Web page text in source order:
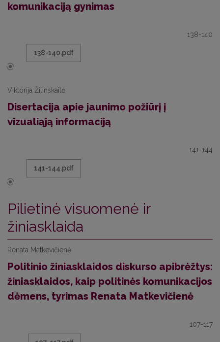
komunikaciją gynimas
138-140
138-140.pdf
Viktorija Žilinskaitė
Disertacija apie jaunimo požiūrį į
vizualiąją informaciją
141-144
141-144.pdf
Pilietinė visuomenė ir
žiniasklaida
Renata Matkevičienė
Politinio žiniasklaidos diskurso apibrėžtys:
žiniasklaidos, kaip politinės komunikacijos
dėmens, tyrimas Renata Matkevičienė
107-117